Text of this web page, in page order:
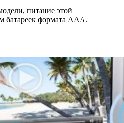
питание этой
батареек формата AAA.